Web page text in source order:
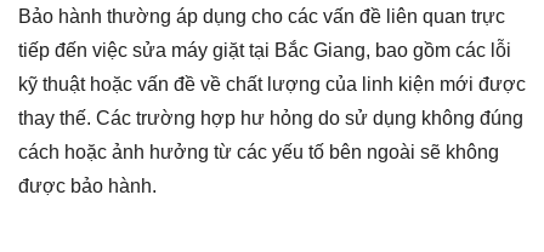
Bảo hành thường áp dụng cho các vấn đề liên quan trực
tiếp đến việc sửa máy giặt tại Bắc Giang, bao gồm các lỗi
kỹ thuật hoặc vấn đề về chất lượng của linh kiện mới được
thay thế. Các trường hợp hư hỏng do sử dụng không đúng
cách hoặc ảnh hưởng từ các yếu tố bên ngoài sẽ không
được bảo hành.